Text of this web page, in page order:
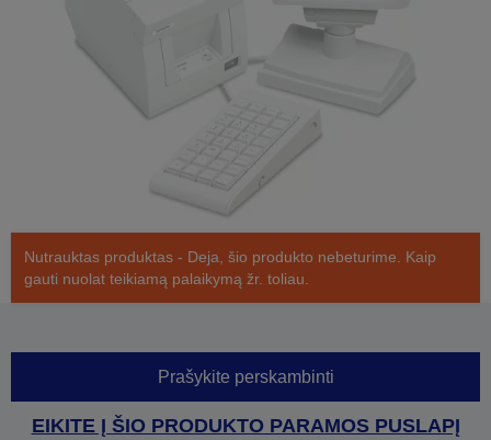
Nutrauktas produktas - Deja, šio produkto nebeturime. Kaip
gauti nuolat teikiamą palaikymą žr. toliau.
Prašykite perskambinti
EIKITE Į ŠIO PRODUKTO PARAMOS PUSLAPĮ